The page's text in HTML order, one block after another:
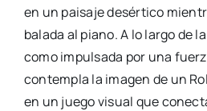
en un paisaje desértico
balada al piano. A lo largo de
como impulsada por una
contempla la imagen de un
en un juego visual que